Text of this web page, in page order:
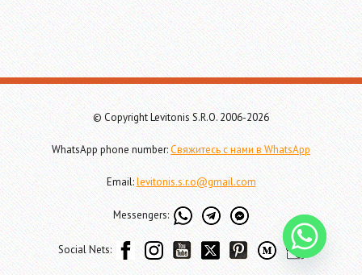
© Copyright Levitonis S.R.O. 2006-2026
WhatsApp phone number:Свяжитесь с нами в WhatsApp
Email:levitonis.s.r.o@gmail.com
Messengers:
Social Nets: